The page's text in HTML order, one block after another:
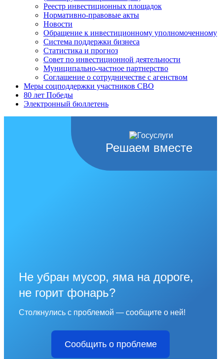
Реестр инвестиционных площадок
Нормативно-правовые акты
Новости
Обращение к инвестиционному уполномоченному
Система поддержки бизнеса
Статистика и прогноз
Совет по инвестиционной деятельности
Муниципально-частное партнерство
Соглашение о сотрудничестве с агенством
Меры соцподдержки участников СВО
80 лет Победы
Электронный бюллетень
Решаем вместе
Не убран мусор, яма на дороге,
не горит фонарь?
Столкнулись с проблемой — сообщите о ней!
Сообщить о проблеме